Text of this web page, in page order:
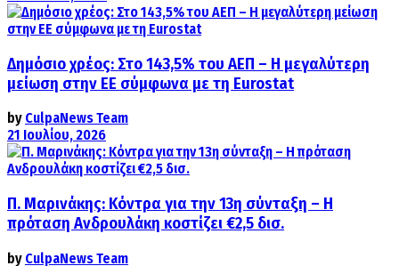
Δημόσιο χρέος: Στο 143,5% του ΑΕΠ – Η μεγαλύτερη
μείωση στην ΕΕ σύμφωνα με τη Eurostat
by CulpaNews Team
21 Ιουλίου, 2026
Π. Μαρινάκης: Κόντρα για την 13η σύνταξη – Η
πρόταση Ανδρουλάκη κοστίζει €2,5 δισ.
by CulpaNews Team